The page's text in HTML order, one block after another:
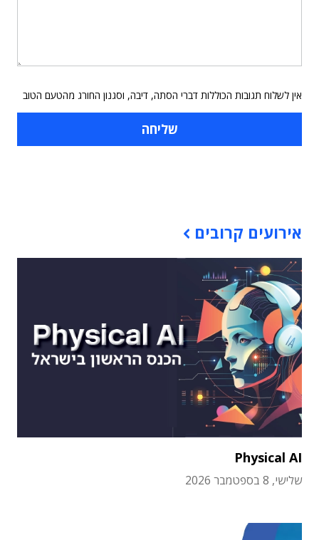
אין לשלוח תגובות הכוללות דברי הסתה, דיבה, וסגנון החורג מהטעם הטוב
אירועים קרובים
Physical AI
שלישי, 8 בספטמבר 2026